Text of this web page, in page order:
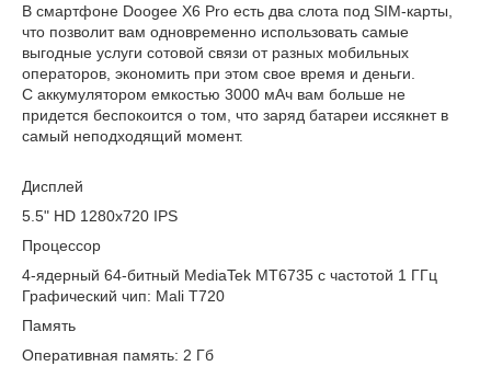
В смартфоне Doogee X6 Pro есть два слота под SIM-карты,
что позволит вам одновременно использовать самые
выгодные услуги сотовой связи от разных мобильных
операторов, экономить при этом свое время и деньги.
С аккумулятором емкостью 3000 мАч вам больше не
придется беспокоится о том, что заряд батареи иссякнет в
самый неподходящий момент.
Дисплей
5.5" HD 1280х720 IPS
Процессор
4-ядерный 64-битный MediaTek MT6735 с частотой 1 ГГц
Графический чип: Mali T720
Память
Оперативная память: 2 Гб